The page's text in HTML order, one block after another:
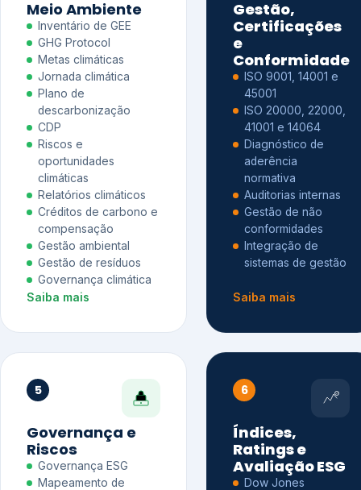
Meio Ambiente
Inventário de GEE
GHG Protocol
Metas climáticas
Jornada climática
Plano de
descarbonização
CDP
Riscos e
oportunidades
climáticas
Relatórios climáticos
Créditos de carbono e
compensação
Gestão ambiental
Gestão de resíduos
Governança climática
Saiba mais
Gestão,
Certificações
e
Conformidade
ISO 9001, 14001 e
45001
ISO 20000, 22000,
41001 e 14064
Diagnóstico de
aderência
normativa
Auditorias internas
Gestão de não
conformidades
Integração de
sistemas de gestão
Saiba mais
5
Governança e
Riscos
Governança ESG
Mapeamento de
6
Índices,
Ratings e
Avaliação ESG
Dow Jones